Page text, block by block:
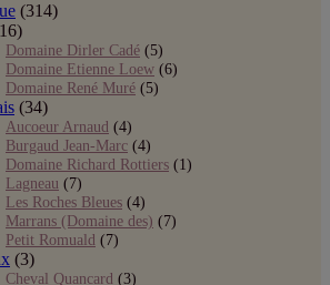
(314)
Domaine Dirler Cadé (5)
Domaine Etienne Loew (6)
Domaine René Muré (5)
(34)
Aucoeur Arnaud (4)
Burgaud Jean-Marc (4)
Domaine Richard Rottiers (1)
Lagneau (7)
Les Roches Bleues (4)
Marrans (Domaine des) (7)
Petit Romuald (7)
(3)
Cheval Quancard (3)